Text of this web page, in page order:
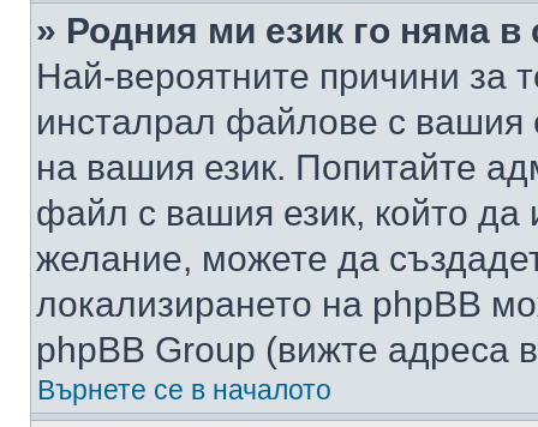
» Родния ми език го няма в
Най-вероятните причини за
инсталрал файлове с вашия
на вашия език. Попитайте
файл с вашия език, който да
желание, можете да
локализирането на phpBB
phpBB Group (вижте адреса
Върнете се в началото